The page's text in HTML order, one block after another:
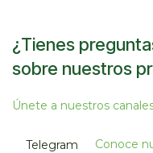
¿Tienes
sobre nuestros
Únete a nuestros
Telegram Conoce